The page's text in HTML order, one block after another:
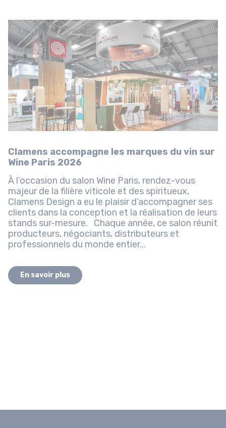
Clamens accompagne les marques du vin sur
Wine Paris 2026
À l’occasion du salon Wine Paris, rendez-vous
majeur de la filière viticole et des spiritueux,
Clamens Design a eu le plaisir d’accompagner ses
clients dans la conception et la réalisation de leurs
stands sur-mesure. Chaque année, ce salon réunit
producteurs, négociants, distributeurs et
professionnels du monde entier...
En savoir plus